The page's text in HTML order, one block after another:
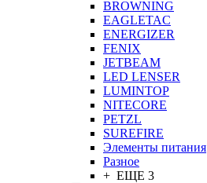
BROWNING
EAGLETAC
ENERGIZER
FENIX
JETBEAM
LED LENSER
LUMINTOP
NITECORE
PETZL
SUREFIRE
Элементы питания
Разное
+ ЕЩЕ 3